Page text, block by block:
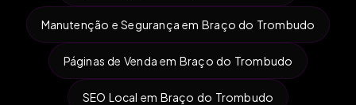
Manutenção e Segurança em Braço do Trombudo
Páginas de Venda em Braço do Trombudo
SEO Local em Braço do Trombudo